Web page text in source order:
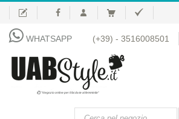
WHATSAPP (+39) - 3516008501
"Negozio online per il fai da te al femminile"